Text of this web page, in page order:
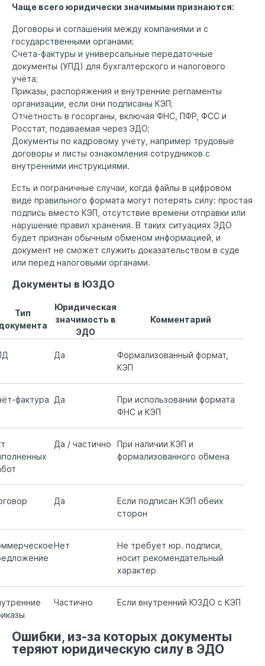
Чаще всего юридически значимыми признаются:
Договоры и соглашения между компаниями и с
государственными органами;
Счета-фактуры и универсальные передаточные
документы (УПД) для бухгалтерского и налогового
учёта;
Приказы, распоряжения и внутренние регламенты
организации, если они подписаны КЭП;
Отчётность в госорганы, включая ФНС, ПФР, ФСС и
Росстат, подаваемая через ЭДО;
Документы по кадровому учёту, например трудовые
договоры и листы ознакомления сотрудников с
внутренними инструкциями.
Есть и пограничные случаи, когда файлы в цифровом
виде правильного формата могут потерять силу: простая
подпись вместо КЭП, отсутствие времени отправки или
нарушение правил хранения. В таких ситуациях ЭДО
будет признан обычным обменом информацией, и
документ не сможет служить доказательством в суде
или перед налоговыми органами.
Документы в ЮЗДО
Тип
Юридическая
значимость в
ЭДО
Комментарий
Да
Формализованный формат,
КЭП
фактура Да
При использовании формата
ФНС и КЭП
Да / частично
При наличии КЭП и
формализованного обмена
Да
Если подписан КЭП обеих
сторон
Нет
Не требует юр. подписи,
носит рекомендательный
характер
Частично Если внутренний ЮЗДО с КЭП
Ошибки, из-за которых документы
теряют юридическую силу в ЭДО